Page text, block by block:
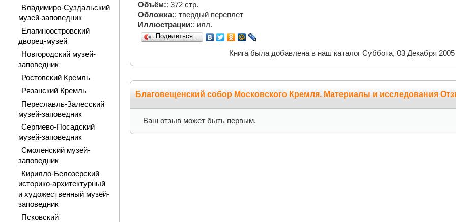
Объём:: 372 стр.
Обложка:: твердый переплет
Иллюстрации:: илл.
Поделиться…
Книга была добавлена в наш каталог Суббота, 03 Декабря 2005
Благовещенский собор Московского Кремля. Материалы и исследования
Ваш отзыв может быть первым.
Владимиро-Суздальский
музей-заповедник
Елагиноостровский
дворец-музей
Новгородский музей-
заповедник
Ростовский Кремль
Рязанский Кремль
Переславль-Залесский
музей-заповедник
Сергиево-Посадский
музей-заповедник
Смоленский музей-
заповедник
Кирилло-Белозерский
историко-архитектурный
и художественный музей-
заповедник
Псковский